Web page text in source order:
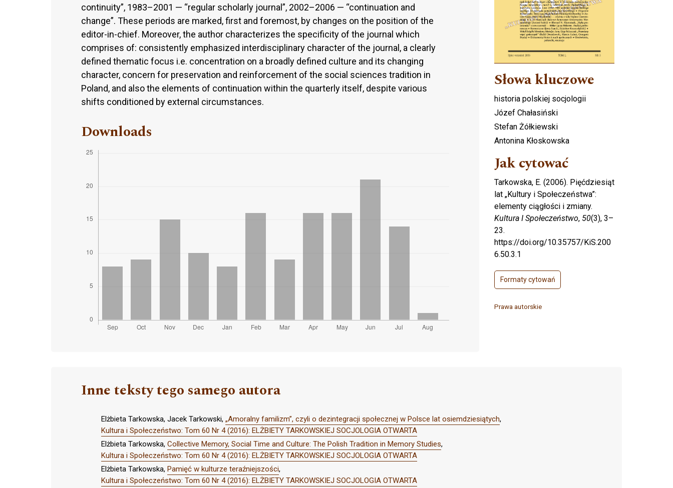
continuity”, 1983–2001 — “regular scholarly journal”, 2002–2006 — “continuation and
change”. These periods are marked, first and foremost, by changes on the position of the
editor-in-chief. Moreover, the author characterizes the specificity of the journal which
comprises of: consistently emphasized interdisciplinary character of the journal, a clearly
defined thematic focus i.e. concentration on a broadly defined culture and its changing
character, concern for preservation and reinforcement of the social sciences tradition in
Poland, and also the elements of continuation within the quarterly itself, despite various
shifts conditioned by external circumstances.
Downloads
Słowa kluczowe
historia polskiej socjologii
Józef Chałasiński
Stefan Żółkiewski
Antonina Kłoskowska
Jak cytować
Tarkowska, E. (2006). Pięćdziesiąt
lat „Kultury i Społeczeństwa”:
elementy ciągłości i zmiany.
Kultura I Społeczeństwo, 50(3), 3–
23.
https://doi.org/10.35757/KiS.200
6.50.3.1
Formaty cytowań
Prawa autorskie
Inne teksty tego samego autora
Elżbieta Tarkowska, Jacek Tarkowski, „Amoralny familizm”, czyli o dezintegracji społecznej w Polsce lat osiemdziesiątych,
Kultura i Społeczeństwo: Tom 60 Nr 4 (2016): ELŻBIETY TARKOWSKIEJ SOCJOLOGIA OTWARTA
Elżbieta Tarkowska, Collective Memory, Social Time and Culture: The Polish Tradition in Memory Studies,
Kultura i Społeczeństwo: Tom 60 Nr 4 (2016): ELŻBIETY TARKOWSKIEJ SOCJOLOGIA OTWARTA
Elżbieta Tarkowska, Pamięć w kulturze teraźniejszości,
Kultura i Społeczeństwo: Tom 60 Nr 4 (2016): ELŻBIETY TARKOWSKIEJ SOCJOLOGIA OTWARTA